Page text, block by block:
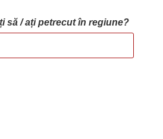
OBIECTIVE
să / ați petrecut în regiune?